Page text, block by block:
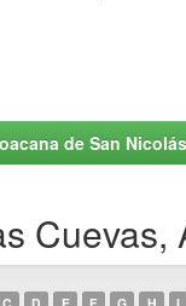
de San
Cuevas,